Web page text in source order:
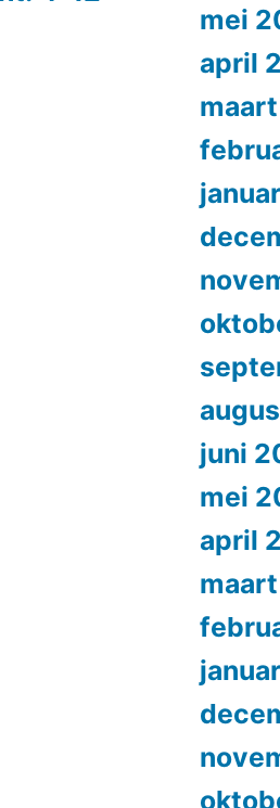
mei
april
juni
mei
april